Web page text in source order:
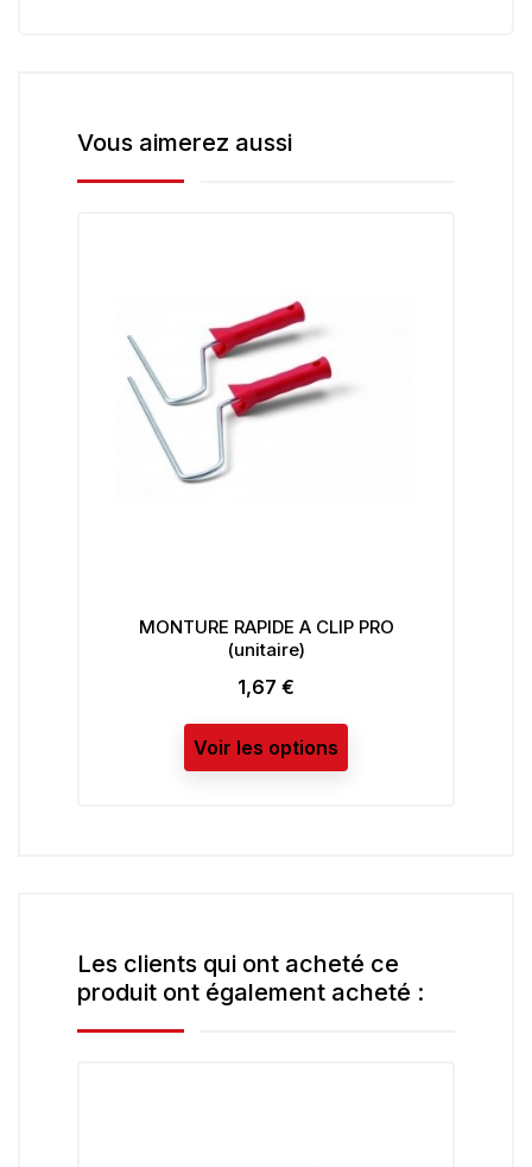
Vous aimerez aussi
MONTURE RAPIDE A CLIP PRO
(unitaire)
Prix
1,67 €
Voir les options
Les clients qui ont acheté ce
produit ont également acheté :